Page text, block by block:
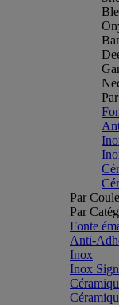
Par
Par
Fonte
Anti-
Inox
Inox